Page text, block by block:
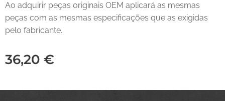
Ao adquirir peças originais OEM aplicará as mesmas
peças com as mesmas especificações que as exigidas
pelo fabricante.
36,20 €